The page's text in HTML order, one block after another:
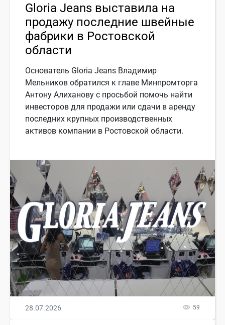
Gloria Jeans выставила на
продажу последние швейные
фабрики в Ростовской
области
Основатель Gloria Jeans Владимир
Мельников обратился к главе Минпромторга
Антону Алиханову с просьбой помочь найти
инвесторов для продажи или сдачи в аренду
последних крупных производственных
активов компании в Ростовской области.
28.07.2026 59